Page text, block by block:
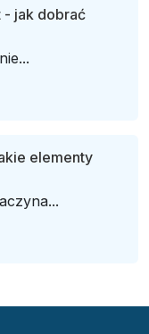
- jak dobrać
elementy